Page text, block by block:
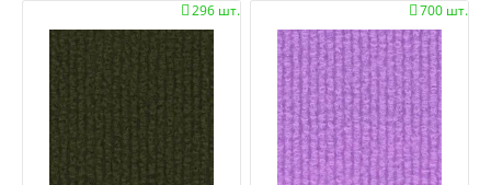
296 шт.
 700 шт.
